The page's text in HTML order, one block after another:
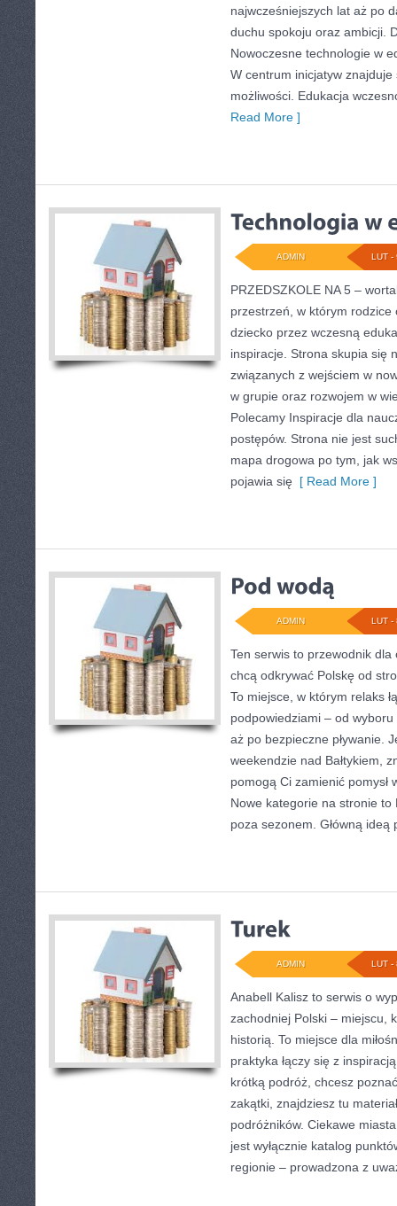
najwcześniejszych lat aż po
duchu spokoju oraz ambicji.
Nowoczesne technologie w
W centrum inicjatyw
możliwości. Edukacja
Read More ]
LUT -
ADMIN
PRZEDSZKOLE NA 5 –
przestrzeń, w którym
dziecko przez wczesną
inspiracje. Strona skupia się
związanych z wejściem w
w grupie oraz rozwojem w
Polecamy Inspiracje dla
postępów. Strona nie jest
mapa drogowa po tym, jak
pojawia się [ Read More ]
LUT -
ADMIN
Ten serwis to przewodnik
chcą odkrywać Polskę od
To miejsce, w którym relaks
podpowiedziami – od
aż po bezpieczne pływanie.
weekendzie nad Bałtykiem,
pomogą Ci zamienić pomysł
Nowe kategorie na stronie
poza sezonem. Główną ideą
LUT -
ADMIN
Anabell Kalisz to serwis o
zachodniej Polski – miejscu,
historią. To miejsce dla
praktyka łączy się z
krótką podróż, chcesz
zakątki, znajdziesz tu
podróżników. Ciekawe
jest wyłącznie katalog
regionie – prowadzona z